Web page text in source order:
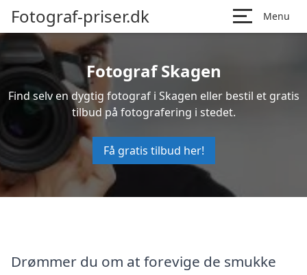
Fotograf-priser.dk Menu
Fotograf Skagen
Find selv en dygtig fotograf i Skagen eller bestil et gratis
tilbud på fotografering i stedet.
Få gratis tilbud her!
Drømmer du om at forevige de smukke